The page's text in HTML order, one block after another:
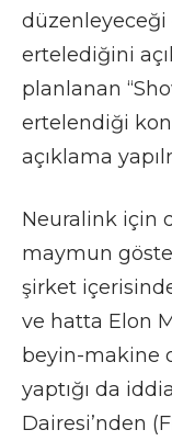
ertelediğini
planlanan
ertelendiği
açıklama
Neuralink için
maymun
şirket
ve hatta Elon
beyin-makine
yaptığı da
Dairesi’nden